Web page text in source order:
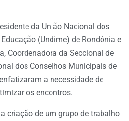
da União Nacional dos
(Undime) de Rondônia e
Coordenadora da Seccional de
dos Conselhos Municipais de
a necessidade de
os encontros.
criação de um grupo de trabalho